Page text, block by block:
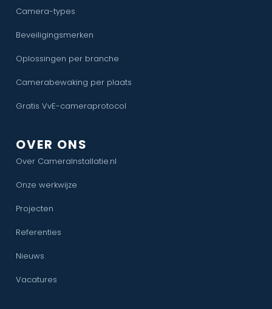
Camera-types
Beveiligingsmerken
Oplossingen per branche
Camerabewaking per plaats
Gratis VvE-cameraprotocol
OVER ONS
Over CameraInstallatie.nl
Onze werkwijze
Projecten
Referenties
Nieuws
Vacatures